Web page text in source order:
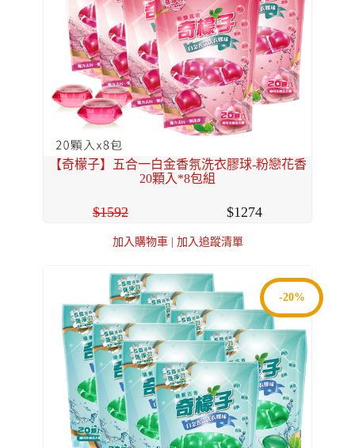
【奇檬子】五合一白金香氛洗衣膠球-粉戀花香
20顆入*8包組
1592 1274
加入購物車 | 加入追蹤清單
-20%